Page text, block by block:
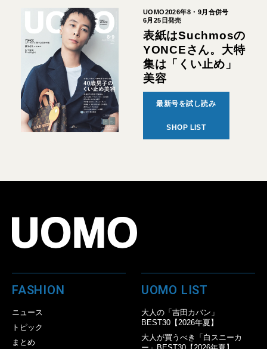
UOMO2026年8・9月合併号
6月25日発売
表紙はSuchmosの
YONCEさん。大特
集は「くい止め」
美容
最新号を試し読み
SHOP LIST
FASHION
ニュース
トピック
まとめ
UOMO LIST
大人の「吉田カバン」
BEST30【2026年夏】
大人が買うべき「白スニーカ